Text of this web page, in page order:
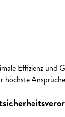
Effizienz